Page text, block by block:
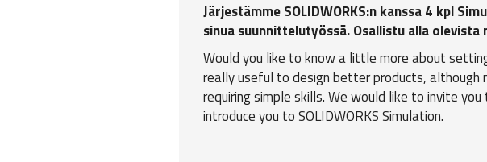
Järjestämme SOLIDWORKS:n kanssa 4 kpl
sinua suunnittelutyössä. Osallistu alla olevista
Would you like to know a little more about
really useful to design better products, although
requiring simple skills. We would like to invite
introduce you to SOLIDWORKS Simulation.